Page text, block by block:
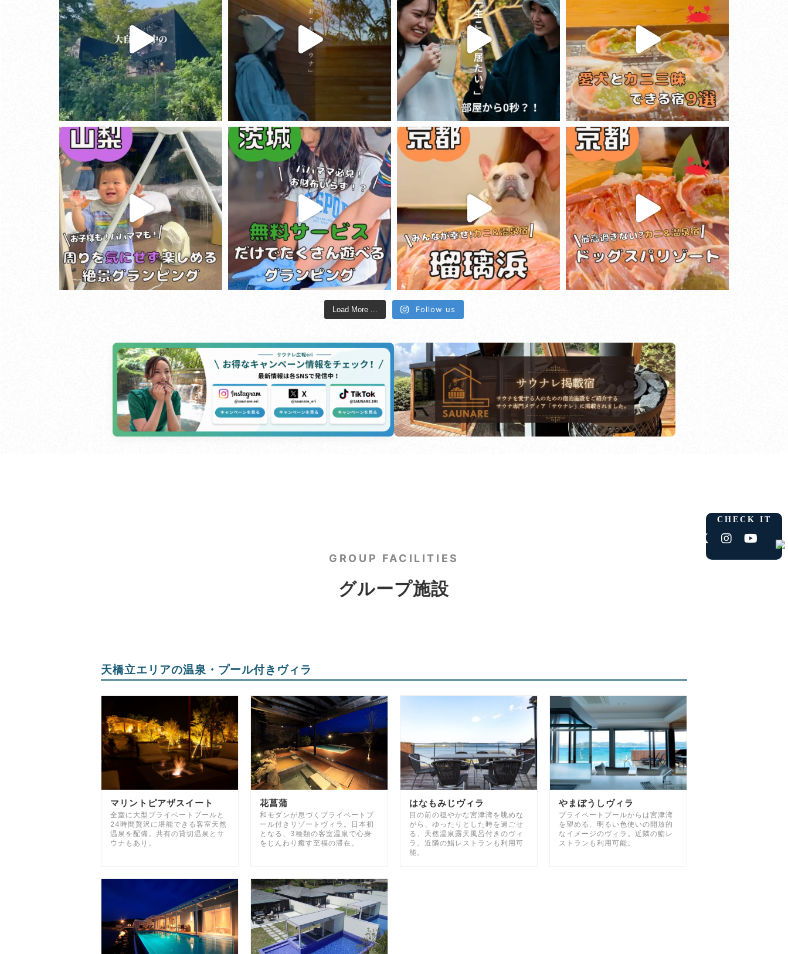
Load More ... Follow us
CHECK IT
GROUP FACILITIES
グループ施設
天橋立エリアの温泉・プール付きヴィラ
マリントピアザスイート
全室に大型プライベートプールと
24時間贅沢に堪能できる客室天然
温泉を配備。共有の貸切温泉とサ
ウナもあり。
花菖蒲
和モダンが息づくプライベートプ
ール付きリゾートヴィラ。日本初
となる、3種類の客室温泉で心身
をじんわり癒す至福の滞在。
はなもみじヴィラ
目の前の穏やかな宮津湾を眺めな
がら、ゆったりとした時を過ごせ
る、天然温泉露天風呂付きのヴィ
ラ。近隣の鮨レストランも利用可
能。
やまぼうしヴィラ
プライベートプールからは宮津湾
を望める、明るい色使いの開放的
なイメージのヴィラ。近隣の鮨レ
ストランも利用可能。